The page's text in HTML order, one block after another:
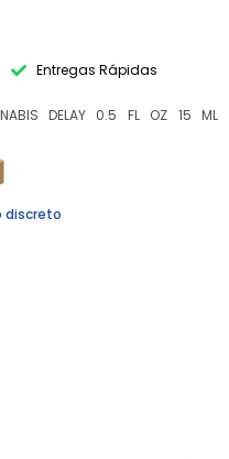
Entregas Rápidas
DELAY 0.5 FL OZ 15 ML
discreto